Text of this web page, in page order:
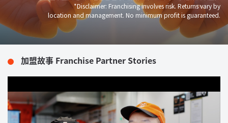
*Disclaimer: Franchising involves risk. Returns vary by
location and management. No minimum profit is guaranteed.
加盟故事 Franchise Partner Stories